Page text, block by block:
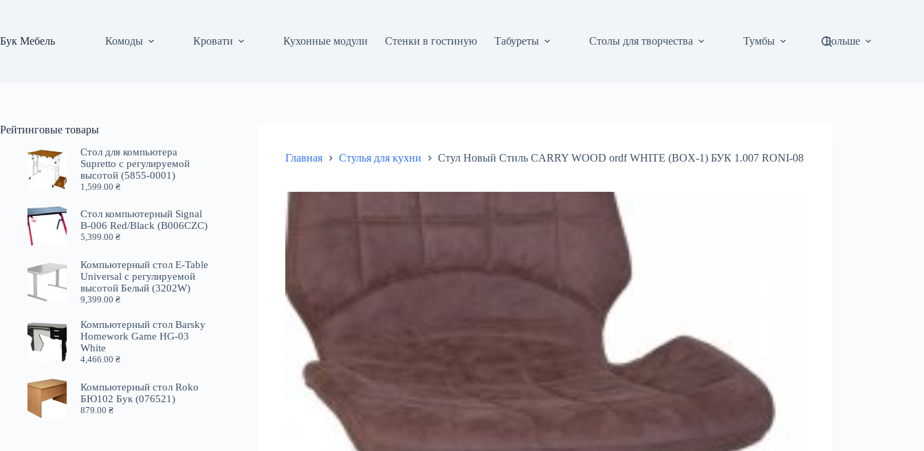
Бук Мебель
Комоды Кровати Кухонные модули Стенки в гостиную Табуреты Столы для творчества Тумбы Больше
Главная Стулья для кухни Стул Новый Стиль CARRY WOOD ordf WHITE (BOX-1) БУК 1.007 RONI-08
Рейтинговые товары
Стол для компьютера
Supretto с регулируемой
высотой (5855-0001)
1,599.00₴
Стол компьютерный Signal
B-006 Red/Black (B006CZC)
5,399.00₴
Компьютерный стол E-Table
Universal с регулируемой
высотой Белый (3202W)
9,399.00₴
Компьютерный стол Barsky
Homework Game HG-03
White
4,466.00₴
Компьютерный стол Roko
БЮ102 Бук (076521)
879.00₴